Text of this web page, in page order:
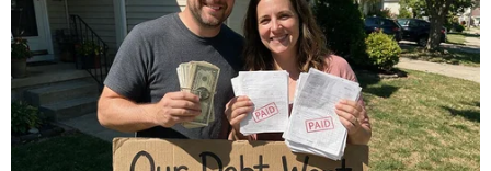
Quân đội Thái Lan giành quyền
điều hành đất nước
23/05/2014 02:14
Quân đội Thái Lan đã quyết định tổ chức cuộc đảo